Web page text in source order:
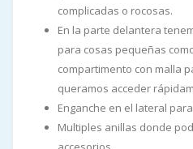
complicadas o rocosas.
En la parte delantera
para cosas pequeñas
compartimento con malla
queramos acceder
Enganche en el lateral
Multiples anillas donde